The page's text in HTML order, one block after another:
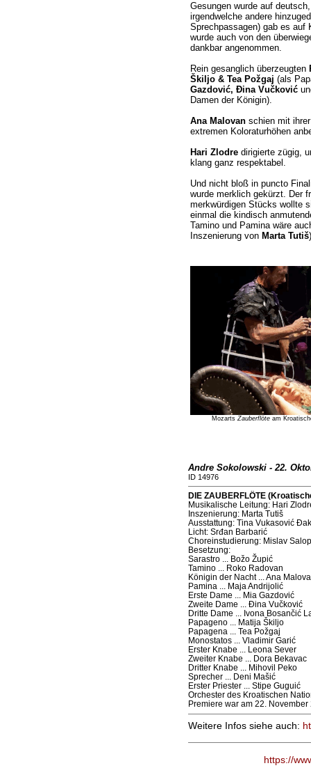
Gesungen wurde auf
irgendwelche andere
Sprechpassagen) gab es auf
wurde auch von den
dankbar angenommen.
Rein gesanglich überzeugten
Škiljo & Tea Požgaj (als
Gazdović, Đina Vučković
Damen der Königin).
Ana Malovanschien mit ihrer
extremen Koloraturhöhen
Hari Zlodredirigierte zügig,
klang ganz respektabel.
Und nicht bloß in puncto
wurde merklich gekürzt. Der
merkwürdigen Stücks wollte
einmal die kindisch
Tamino und Pamina wäre
Inszenierung von Marta Tutiš
Mozarts Zauberflöteam
Andre Sokolowski - 22.
ID 14976
DIE ZAUBERFLÖTE
Musikalische Leitung: Hari
Inszenierung: Marta Tutiš
Ausstattung: Tina Vukasović
Licht: Srđan Barbarić
Choreinstudierung: Mislav
Besetzung:
Sarastro ... Božo Župić
Tamino ... Roko Radovan
Königin der Nacht ... Ana
Pamina ... Maja Andrijolić
Erste Dame ... Mia Gazdović
Zweite Dame ... Đina Vučković
Dritte Dame ... Ivona Bosančić
Papageno ... Matija Škiljo
Papagena ... Tea Požgaj
Monostatos ... Vladimir Garić
Erster Knabe ... Leona Sever
Zweiter Knabe ... Dora Bekavac
Dritter Knabe ... Mihovil Peko
Sprecher ... Deni Mašić
Erster Priester ... Stipe Guguić
Orchester des Kroatischen
Premiere war am 22. November
Weitere Infos siehe auch:
https://